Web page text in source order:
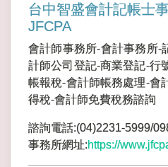
台中智盛會計記帳士
JFCPA
會計師事務所-會計事務所-
計師公司登記-商業登記-行
帳報稅-會計師帳務處理-會
得稅-會計師免費稅務諮詢
諮詢電話:(04)2231-5999/
事務所網址:https://